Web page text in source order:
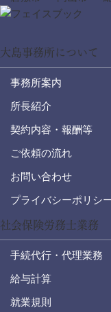
大島事務所について
事務所案内
所長紹介
契約内容・報酬等
ご依頼の流れ
お問い合わせ
プライバシーポリシ
社会保険労務士業務
手続代行・代理業務
給与計算
就業規則